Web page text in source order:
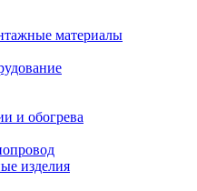
материалы
и обогрева
изделия